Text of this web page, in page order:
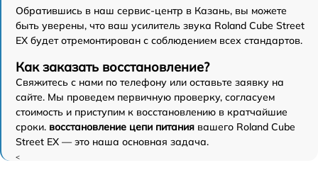
Обратившись в наш сервис-центр в Казань, вы можете
быть уверены, что ваш усилитель звука Roland Cube Street
EX будет отремонтирован с соблюдением всех стандартов.
Как заказать восстановление?
Свяжитесь с нами по телефону или оставьте заявку на
сайте. Мы проведем первичную проверку, согласуем
стоимость и приступим к восстановлению в кратчайшие
сроки. восстановление цепи питания вашего Roland Cube
Street EX — это наша основная задача.
<